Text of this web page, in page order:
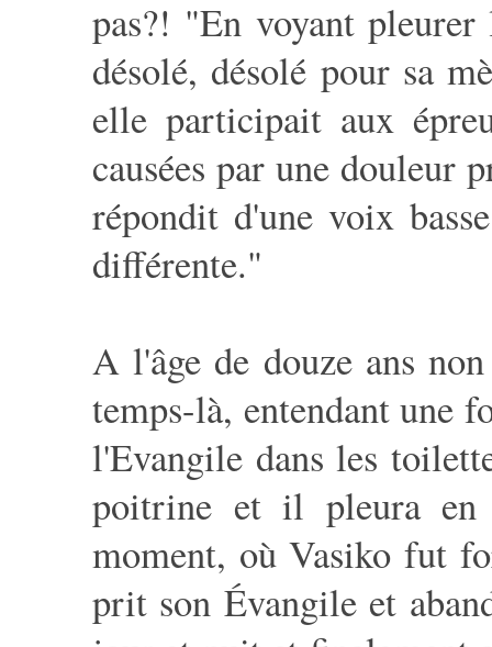
pas?! "En voyant
désolé, désolé pour sa
elle participait aux
causées par une douleur
répondit d'une voix
différente."
A l'âge de douze ans
temps-là, entendant une
l'Evangile dans les
poitrine et il pleura en
moment, où Vasiko fut
prit son Évangile et